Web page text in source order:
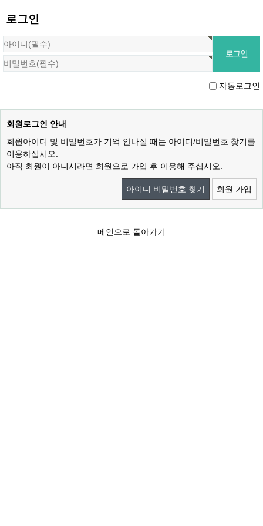
로그인
자동로그인
회원로그인 안내
회원아이디 및 비밀번호가 기억 안나실 때는 아이디/비밀번호 찾기를
이용하십시오.
아직 회원이 아니시라면 회원으로 가입 후 이용해 주십시오.
아이디 비밀번호 찾기 회원 가입
메인으로 돌아가기